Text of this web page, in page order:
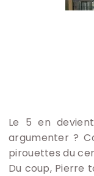
Le 5 en
argumenter ?
pirouettes du
Du coup, Pierre